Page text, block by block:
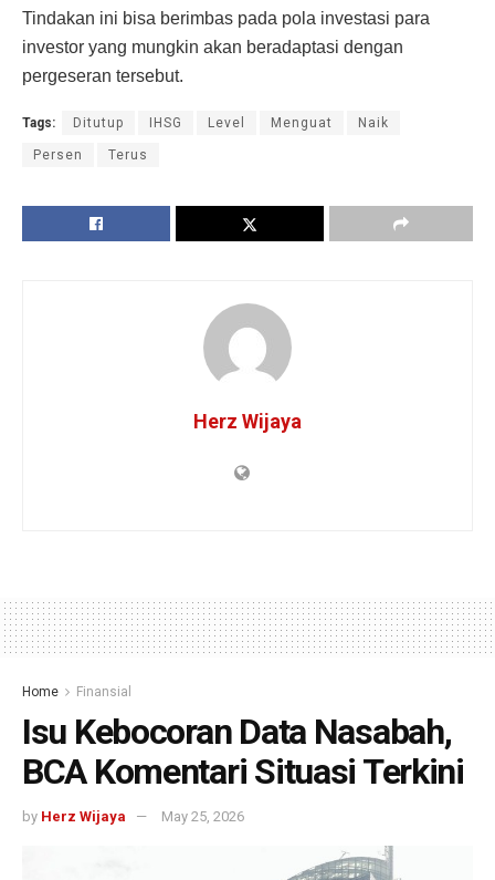
Tindakan ini bisa berimbas pada pola investasi para
investor yang mungkin akan beradaptasi dengan
pergeseran tersebut.
Tags: Ditutup IHSG Level Menguat Naik
Persen Terus
Herz Wijaya
Home Finansial
Isu Kebocoran Data Nasabah,
BCA Komentari Situasi Terkini
by Herz Wijaya May 25, 2026